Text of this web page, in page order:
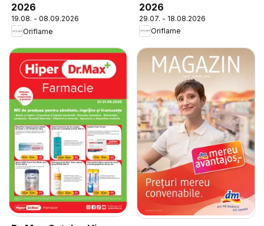
2026
19.08. - 08.09.2026
Oriflame
2026
29.07. - 18.08.2026
Oriflame